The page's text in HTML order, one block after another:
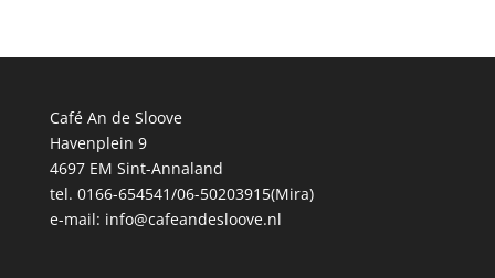
Café An de Sloove
Havenplein 9
4697 EM Sint-Annaland
tel. 0166-654541/06-50203915(Mira)
e-mail: info@cafeandesloove.nl